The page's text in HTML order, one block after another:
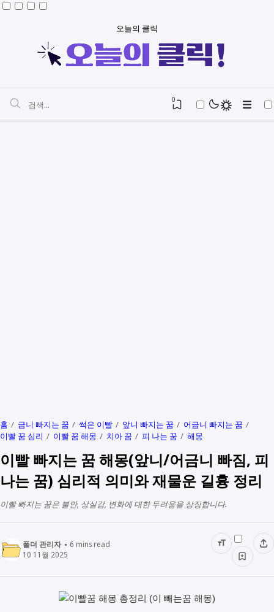
오늘의 클릭
0
홈 금니 빠지는 꿈 썩은 이빨 앞니 빠지는 꿈
어금니 빠지는 꿈
이빨 꿈 심리
이빨 꿈 해몽 치아 꿈 피 나는 꿈 해몽
이빨 빠지는 꿈 해몽(앞니/어금니 빠짐, 피
나는 꿈) 심리적 의미와 재물운 길흉 정리
이빨 빠지는 꿈은 불안, 상실감, 변화에 대한 두려움을 상징합니다.
폴더 관리자 6 mins read
10 11월 2025